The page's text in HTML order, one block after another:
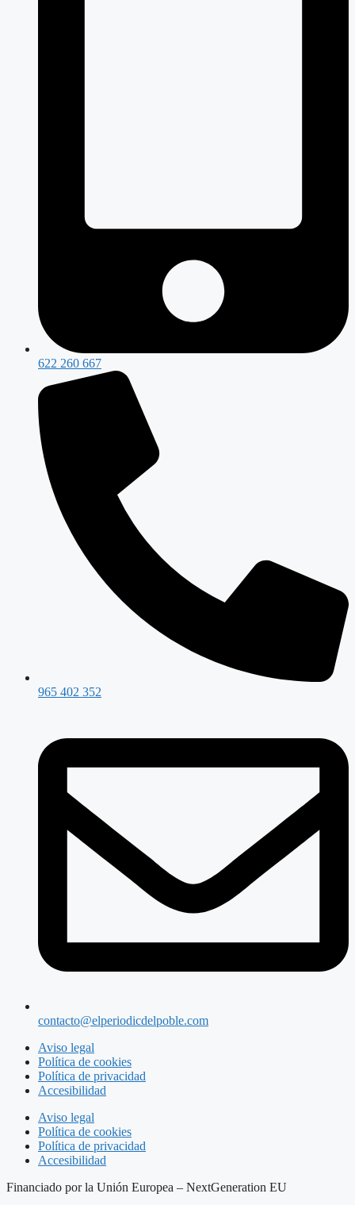
622 260 667
965 402 352
contacto@elperiodicdelpoble.com
Aviso legal
Política de cookies
Política de privacidad
Accesibilidad
Aviso legal
Política de cookies
Política de privacidad
Accesibilidad
Financiado por la Unión Europea – NextGeneration EU